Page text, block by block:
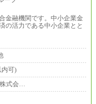
金融機関です。中小企業金
の活力である中小企業とと
内可)
株式会…